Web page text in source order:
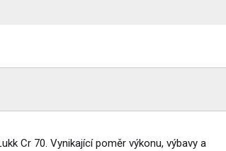
Cr 70. Vynikající poměr výkonu, výbavy a